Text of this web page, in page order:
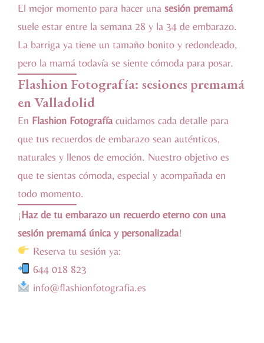
El mejor momento para hacer una sesión premamá
suele estar entre la semana 28 y la 34 de embarazo.
La barriga ya tiene un tamaño bonito y redondeado,
pero la mamá todavía se siente cómoda para posar.
Flashion Fotografía: sesiones premamá
en Valladolid
En Flashion Fotografía cuidamos cada detalle para
que tus recuerdos de embarazo sean auténticos,
naturales y llenos de emoción. Nuestro objetivo es
que te sientas cómoda, especial y acompañada en
todo momento.
¡Haz de tu embarazo un recuerdo eterno con una
sesión premamá única y personalizada!
Reserva tu sesión ya:
644 018 823
info@flashionfotografia.es